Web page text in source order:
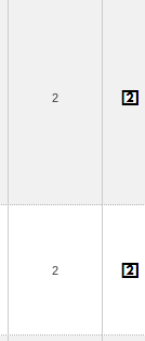
2
2